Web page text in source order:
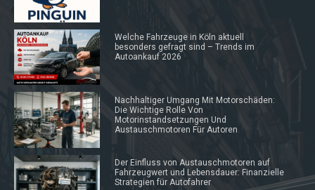
Welche Fahrzeuge in Köln aktuell
besonders gefragt sind – Trends im
Autoankauf 2026
Nachhaltiger Umgang Mit Motorschäden:
Die Wichtige Rolle Von
Motorinstandsetzungen Und
Austauschmotoren Für Autoren
Der Einfluss von Austauschmotoren auf
Fahrzeugwert und Lebensdauer: Finanzielle
Strategien für Autofahrer